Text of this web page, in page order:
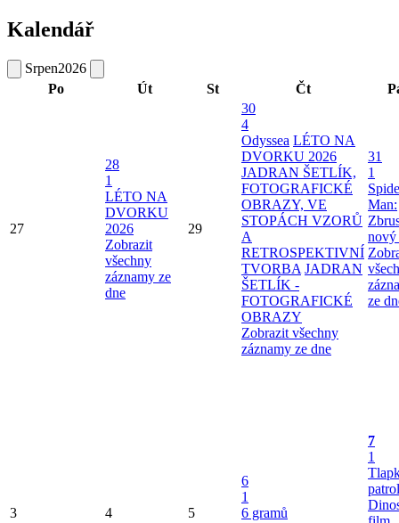
Kalendář
Srpen2026
Po
Út St Čt
27
28
1
LÉTO NA
DVORKU
2026
Zobrazit
všechny
záznamy ze
dne
29
30
4
Odyssea LÉTO NA
DVORKU 2026
JADRAN ŠETLÍK,
FOTOGRAFICKÉ
OBRAZY, VE
STOPÁCH VZORŮ
A
RETROSPEKTIVNÍ
TVORBA JADRAN
ŠETLÍK -
FOTOGRAFICKÉ
OBRAZY
Zobrazit všechny
záznamy ze dne
31
1
Man:
nový
ze
3 4 5
6
1
6 gramů
7
1